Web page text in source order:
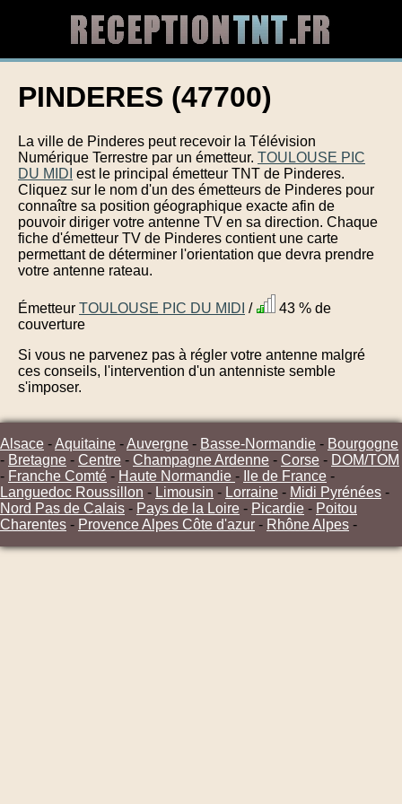
PINDERES (47700)
La ville de Pinderes peut recevoir la Télévision
Numérique Terrestre par un émetteur. TOULOUSE PIC
DU MIDI est le principal émetteur TNT de Pinderes.
Cliquez sur le nom d'un des émetteurs de Pinderes pour
connaître sa position géographique exacte afin de
pouvoir diriger votre antenne TV en sa direction. Chaque
fiche d'émetteur TV de Pinderes contient une carte
permettant de déterminer l'orientation que devra prendre
votre antenne rateau.
Émetteur TOULOUSE PIC DU MIDI /
43 % de
couverture
Si vous ne parvenez pas à régler votre antenne malgré
ces conseils, l'intervention d'un antenniste semble
s'imposer.
Alsace -Aquitaine -Auvergne - Basse-Normandie - Bourgogne
- Bretagne - Centre - Champagne Ardenne - Corse - DOM/TOM
- Franche Comté - Haute Normandie - Ile de France -
Languedoc Roussillon - Limousin - Lorraine - Midi Pyrénées -
Nord Pas de Calais - Pays de la Loire - Picardie - Poitou
Charentes - Provence Alpes Côte d'azur - Rhône Alpes -